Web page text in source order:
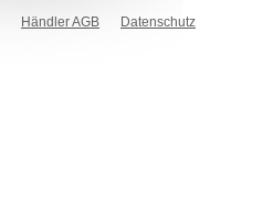
Händler AGB
Datenschutz